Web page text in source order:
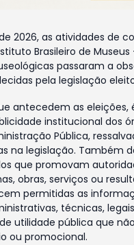
2026, as atividades de
Brasileiro de Museus
passaram a
pela legislação
antecedem as eleições,
institucional dos
Pública,
na legislação. Também
que promovam
obras, serviços ou
permitidas as
técnicas,
utilidade pública que
ou promocional.